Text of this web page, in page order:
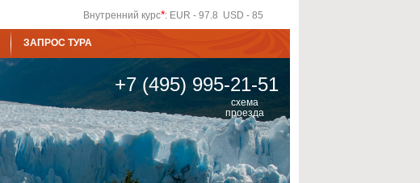
Внутренний курс*: EUR - 97.8 USD - 85
ЗАПРОС ТУРА
+7 (495) 995-21-51
схема
проезда